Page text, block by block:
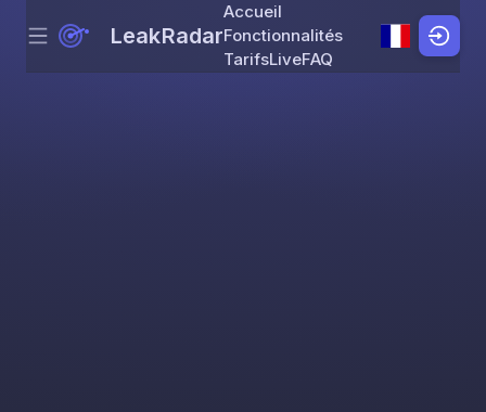
Skip to content
Menu LeakRadar
Accueil
Fonctionnalités
TarifsLiveFAQ